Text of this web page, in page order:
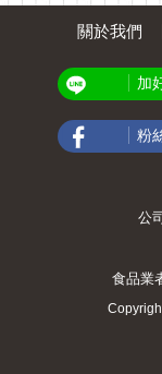
關於我們
加
粉
公
食品業